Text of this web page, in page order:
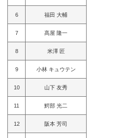
6 福田 大輔
7 髙屋 隆一
8 米澤 匠
9 小林 キュウテン
10 山下 友秀
11 鰐部 光二
12 阪本 芳司